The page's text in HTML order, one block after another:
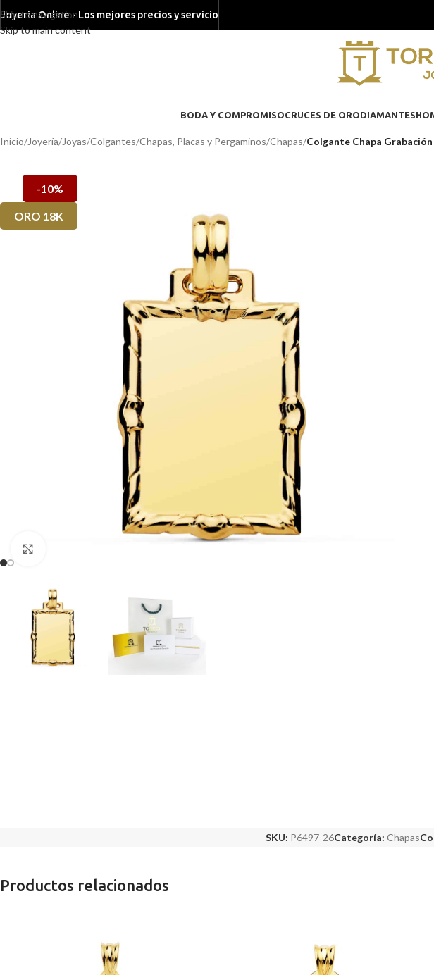
Skip to navigation
Skip to main content
Joyeria Online - Los mejores precios y servicio
BODA Y COMPROMISOCRUCES DE ORODIAMANTES
Inicio/Joyería/Joyas/Colgantes/Chapas, Placas y Pergaminos/Chapas/Colgante Chapa
-10%
ORO 18K
SKU: P6497-26Categoría: Chapas
Productos relacionados